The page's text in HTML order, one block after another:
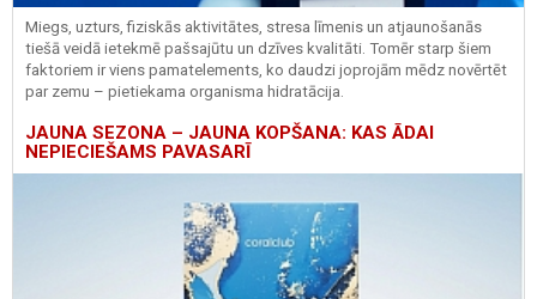
Miegs, uzturs, fiziskās aktivitātes, stresa līmenis un atjaunošanās
tiešā veidā ietekmē pašsajūtu un dzīves kvalitāti. Tomēr starp šiem
faktoriem ir viens pamatelements, ko daudzi joprojām mēdz novērtēt
par zemu – pietiekama organisma hidratācija.
JAUNA SEZONA – JAUNA KOPŠANA: KAS ĀDAI
NEPIECIEŠAMS PAVASARĪ